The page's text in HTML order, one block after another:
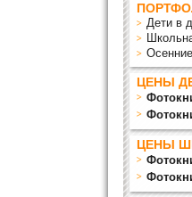
Дети в
ЦЕНЫ
ЦЕНЫ